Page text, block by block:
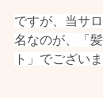
ですが、当サ
名なのが、「
ト」でございま